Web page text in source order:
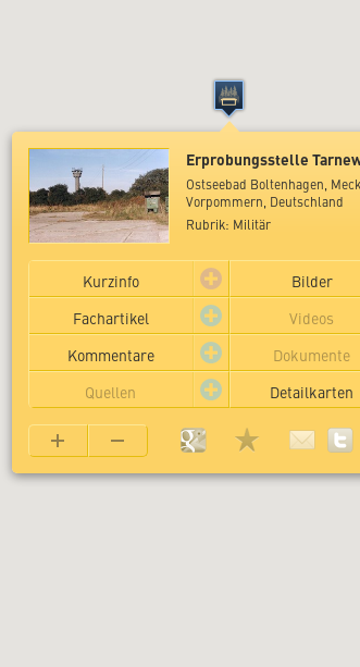
Erprobungsstelle
Ostseebad Boltenhagen,
Vorpommern, Deutschland
Rubrik: Militär
Kurzinfo
Bilder
Fachartikel
Videos
Kommentare
Dokumente
Quellen
Detailkarten